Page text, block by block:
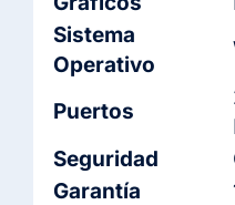
Sistema
Operativo
Puertos
Seguridad
Garantía